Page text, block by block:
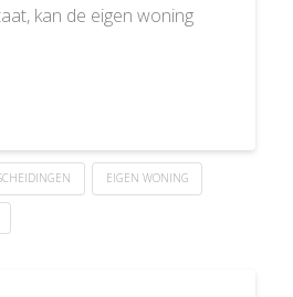
kan de eigen woning
EIGEN WONING